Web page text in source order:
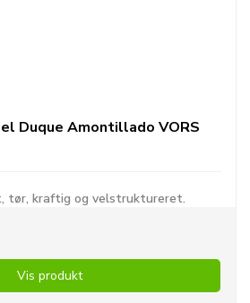
Duque Amontillado VORS
tør, kraftig og velstruktureret.
Vis produkt